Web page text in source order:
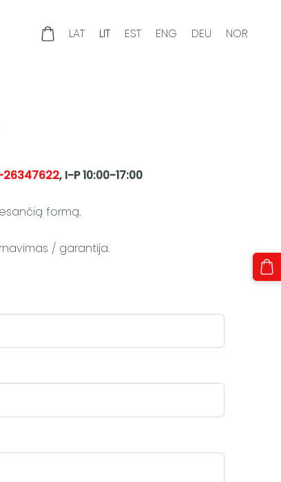
LAT LIT EST ENG DEU NOR
26347622, I-P 10:00-17:00
formą.
/ garantija.